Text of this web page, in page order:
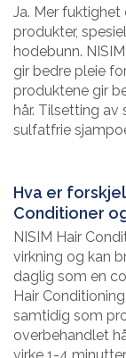
Ja. Mer
produkter,
hodebunn.
gir bedre pleie
produktene gir
hår. Tilsetting av
sulfatfrie
Hva er
Conditioner
NISIM Hair
virkning og kan
daglig som en
Hair
samtidig som
overbehandlet